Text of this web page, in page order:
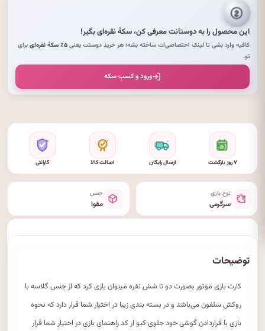
این محصول را به دوستانت معرفی کن،سکهٔ نقره‌ایبگیر!
کافیه وارد بشی تا لینکِ اختصاصی‌ات ساخته بشه؛ هر خریدِ دوستت یعنی۵٪ سکهٔ نقره‌ای
برای
تو.
ورود و کسبِ سکه
۷ روز بازگشت ارسال رایگان اصالت کالا گارانتی
نوع بازی
سرگرمی
جنس
مقوا
توضیحات
کارت بازی موتور بصورت دو تا شش نفره میتوان بازی کرد که از جنس گلاسه با
روکش سلفون می‌باشد و در بسته بندی زیبا در اختیار شما قرار دارد که نحوه
بازی با قراردادن گوشی خود جلوی کیو ار کد راهنمای بازی در اختیار شما قرار